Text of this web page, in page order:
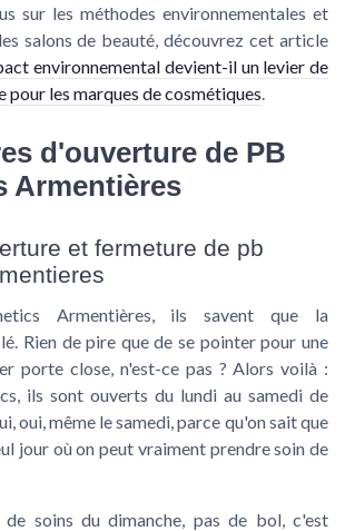
sur les méthodes environnementales et
salons de beauté, découvrez cet article
environnemental devient-il un levier de
pour les marques de cosmétiques
d'ouverture de PB
Armentières
et fermeture de pb
Armentières, ils savent que la
Rien de pire que de se pointer pour une
porte close, n'est-ce pas ? Alors voilà :
ils sont ouverts du lundi au samedi de
oui, même le samedi, parce qu'on sait que
jour où on peut vraiment prendre soin de
de soins du dimanche, pas de bol, c'est